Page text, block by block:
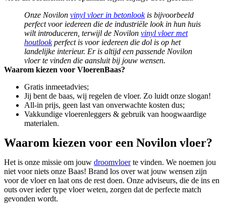
Onze Novilon vinyl vloer in betonlookis bijvoorbeeld
perfect voor iedereen die de industriële look in hun huis
wilt introduceren, terwijl de Novilon vinyl vloer met
houtlookperfect is voor iedereen die dol is op het
landelijke interieur. Er is altijd een passende Novilon
vloer te vinden die aansluit bij jouw wensen.
Waarom kiezen voor VloerenBaas?
Gratis inmeetadvies;
Jij bent de baas, wij regelen de vloer. Zo luidt onze slogan!
All-in prijs, geen last van onverwachte kosten dus;
Vakkundige vloerenleggers & gebruik van hoogwaardige
materialen.
Waarom kiezen voor een Novilon vloer?
Het is onze missie om jouw droomvloerte vinden. We noemen jou
niet voor niets onze Baas! Brand los over wat jouw wensen zijn
voor de vloer en laat ons de rest doen. Onze adviseurs, die de ins en
outs over ieder type vloer weten, zorgen dat de perfecte match
gevonden wordt.